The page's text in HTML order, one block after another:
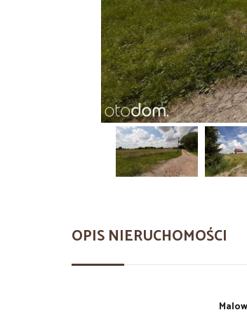
OPIS NIERUCHOMOŚCI